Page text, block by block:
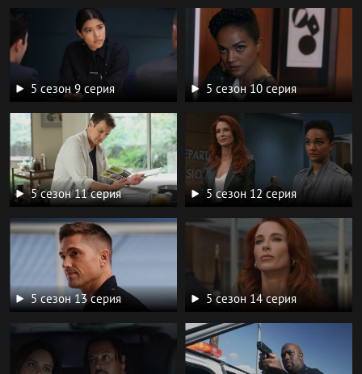
5 сезон 9 серия 5 сезон 10 серия
5 сезон 11 серия 5 сезон 12 серия
5 сезон 13 серия 5 сезон 14 серия